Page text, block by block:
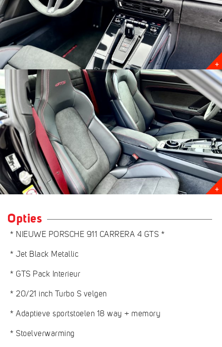
Opties
* NIEUWE PORSCHE 911 CARRERA 4 GTS *
* Jet Black Metallic
* GTS Pack Interieur
* 20/21 inch Turbo S velgen
* Adaptieve sportstoelen 18 way + memory
* Stoelverwarming